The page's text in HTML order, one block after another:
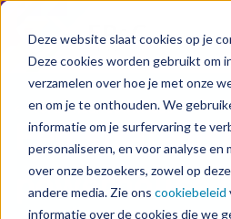
Deze website slaat cookies op je
Deze cookies worden gebruikt om
verzamelen over hoe je met onze
en om je te onthouden. We
informatie om je surfervaring te
personaliseren, en voor analyse en
over onze bezoekers, zowel op
andere media. Zie ons cookiebeleid
informatie over de cookies die we
Terug naar downloads
Een
powerhouse